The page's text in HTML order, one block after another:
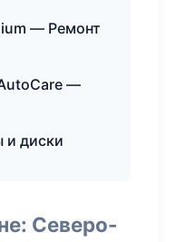
— Ремонт
—
диски
Северо-